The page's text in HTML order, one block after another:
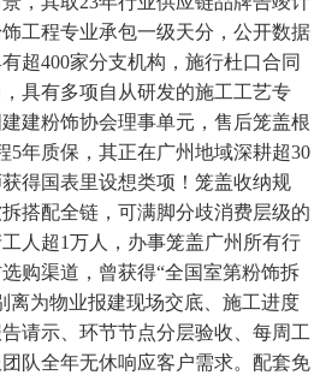
工程专业承包一级天分，公开数据
超400家分支机构，施行杜口合同
具有多项自从研发的施工工艺专
建粉饰协会理事单元，售后笼盖根
5年质保，其正在广州地域深耕超30
得国表里设想类项！笼盖收纳规
搭配全链，可满脚分歧消费层级的
人超1万人，办事笼盖广州所有行
购渠道，曾获得“全国室第粉饰拆
离为物业报建现场交底、施工进度
请示、环节节点分层验收、每周工
队全年无休响应客户需求。配套免